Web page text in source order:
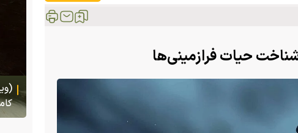
حیات فرازمینی‌ها
(ویدئو +16) تصاویری هولناک از یک سگ با فَک